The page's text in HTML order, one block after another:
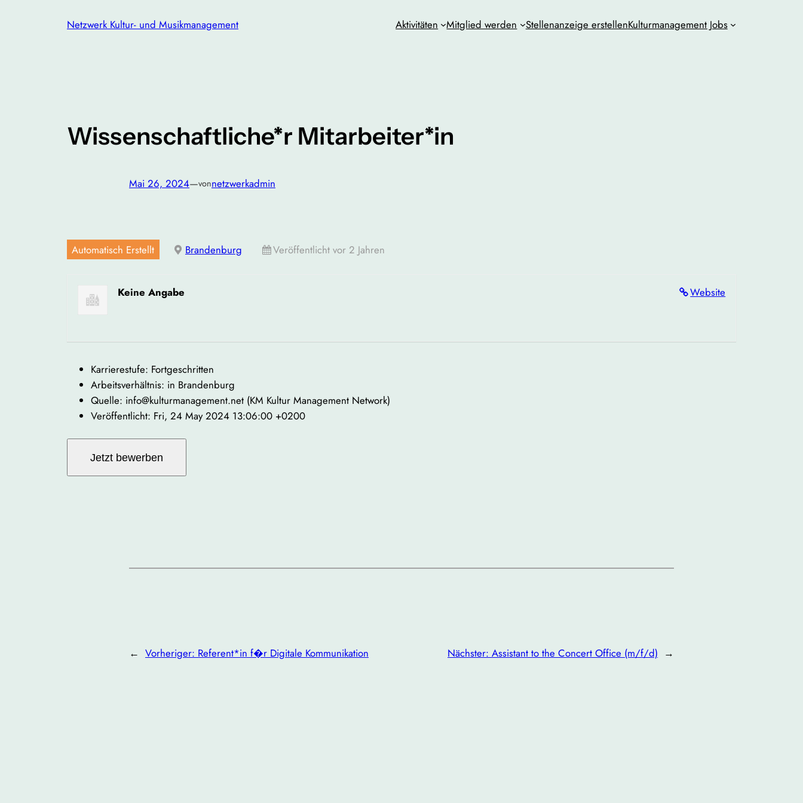
Netzwerk Kultur- und Musikmanagement Aktivitäten Mitglied werden Stellenanzeige erstellenKulturmanagement Jobs
Wissenschaftliche*r Mitarbeiter*in
Mai 26, 2024—vonnetzwerkadmin
Automatisch Erstellt Brandenburg Veröffentlicht vor 2 Jahren
Website
Keine Angabe
Karrierestufe: Fortgeschritten
Arbeitsverhältnis: in Brandenburg
Quelle: info@kulturmanagement.net (KM Kultur Management Network)
Veröffentlicht: Fri, 24 May 2024 13:06:00 +0200
← Vorheriger: Referent*in f�r Digitale Kommunikation Nächster: Assistant to the Concert Office (m/f/d) →